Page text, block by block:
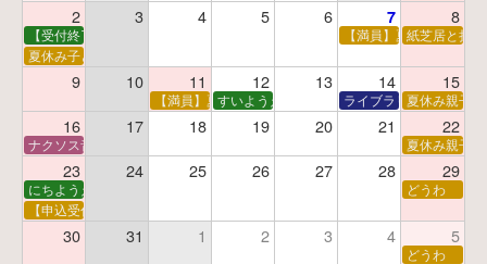
2 3 4 5 6 7 8
【受付終了】親子で挑戦！調べ学習ワークショップ 【満員】夏休み科学あ
紙芝居と折
夏休み子ども平和映画会
9 10 11 12 13 14 15
【満員】夏休みおはなし工作会
すいようえほん ライブラリーシアター
夏休み親子
16 17 18 19 20 21 22
ナクソス音楽会 第5回 NHK交響楽団創立100年 夏休み親子
23 24 25 26 27 28 29
にちようえほん
どうわ
【申込受付中】ゆうべのこわ～いおはなし会
30 31 1 2 3 4 5
どうわ